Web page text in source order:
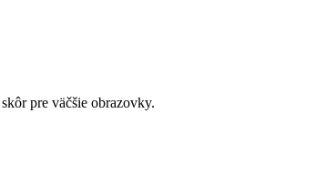
pre väčšie obrazovky.